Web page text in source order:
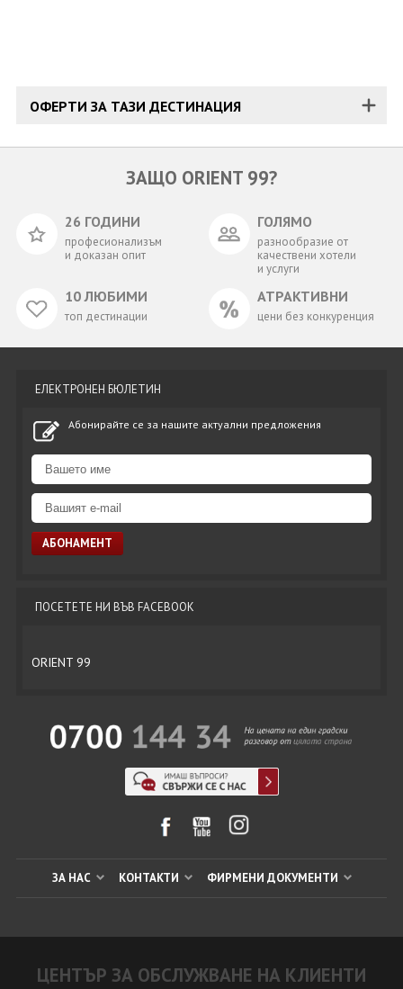
ОФЕРТИ ЗА ТАЗИ ДЕСТИНАЦИЯ
ЗАЩО ORIENT 99?
26 ГОДИНИ
професионализъм
и доказан опит
ГОЛЯМО
разнообразие от
качествени хотели
и услуги
10 ЛЮБИМИ
топ дестинации
АТРАКТИВНИ
цени без конкуренция
ЕЛЕКТРОНЕН БЮЛЕТИН
Абонирайте се за нашите актуални предложения
ПОСЕТЕТЕ НИ ВЪВ FACEBOOK
ORIENT 99
ЗА НАС КОНТАКТИ ФИРМЕНИ ДОКУМЕНТИ
ЦЕНТЪР ЗА ОБСЛУЖВАНЕ НА КЛИЕНТИ